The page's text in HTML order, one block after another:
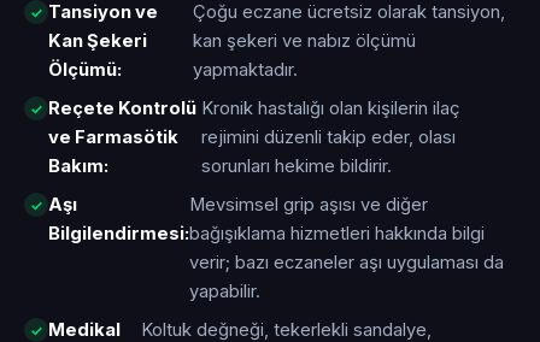
Tansiyon ve
Kan Şekeri
Ölçümü:
Çoğu eczane ücretsiz olarak tansiyon,
kan şekeri ve nabız ölçümü
yapmaktadır.
Reçete Kontrolü
ve Farmasötik
Bakım:
Kronik hastalığı olan kişilerin ilaç
rejimini düzenli takip eder, olası
sorunları hekime bildirir.
Aşı
Bilgilendirmesi:
Mevsimsel grip aşısı ve diğer
bağışıklama hizmetleri hakkında bilgi
verir; bazı eczaneler aşı uygulaması da
yapabilir.
Medikal
Koltuk değneği, tekerlekli sandalye,